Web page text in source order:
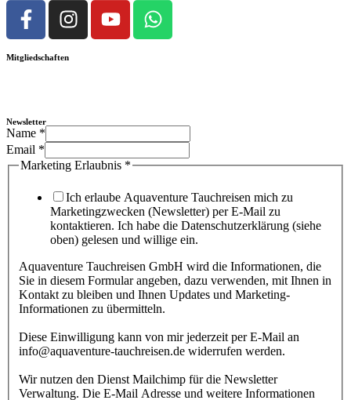
Mitgliedschaften
Newsletter
Name *
Email *
Marketing Erlaubnis *
Ich erlaube Aquaventure Tauchreisen mich zu
Marketingzwecken (Newsletter) per E-Mail zu
kontaktieren. Ich habe die Datenschutzerklärung (siehe
oben) gelesen und willige ein.
Aquaventure Tauchreisen GmbH wird die Informationen, die
Sie in diesem Formular angeben, dazu verwenden, mit Ihnen in
Kontakt zu bleiben und Ihnen Updates und Marketing-
Informationen zu übermitteln.
Diese Einwilligung kann von mir jederzeit per E-Mail an
info@aquaventure-tauchreisen.de widerrufen werden.
Wir nutzen den Dienst Mailchimp für die Newsletter
Verwaltung. Die E-Mail Adresse und weitere Informationen